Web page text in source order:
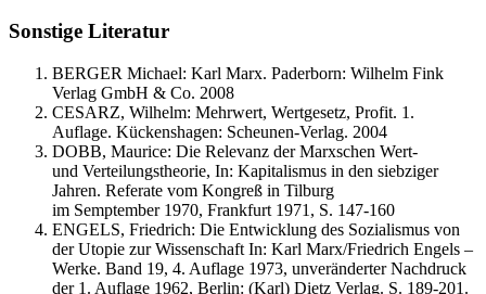
Sonstige Literatur
BERGER Michael: Karl Marx. Paderborn: Wilhelm Fink
Verlag GmbH & Co. 2008
CESARZ, Wilhelm: Mehrwert, Wertgesetz, Profit. 1.
Auflage. Kückenshagen: Scheunen-Verlag. 2004
DOBB, Maurice: Die Relevanz der Marxschen Wert-
und Verteilungstheorie, In: Kapitalismus in den siebziger
Jahren. Referate vom Kongreß in Tilburg
im Semptember 1970, Frankfurt 1971, S. 147-160
ENGELS, Friedrich: Die Entwicklung des Sozialismus von
der Utopie zur Wissenschaft In: Karl Marx/Friedrich Engels –
Werke. Band 19, 4. Auflage 1973, unveränderter Nachdruck
der 1. Auflage 1962, Berlin: (Karl) Dietz Verlag. S. 189-201.